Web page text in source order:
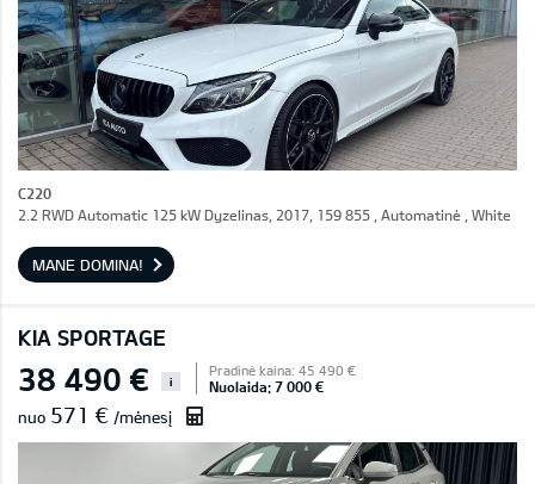
C220
2.2 RWD Automatic 125 kW Dyzelinas, 2017, 159 855 , Automatinė , White
MANE DOMINA!
KIA SPORTAGE
38 490 € i
Pradinė kaina: 45 490 €
Nuolaida: 7 000 €
nuo 571 € /mėnesį